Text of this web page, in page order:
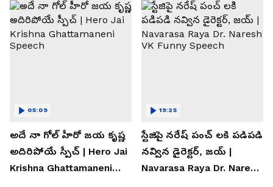
అదే నా గోల్ హీరో జయ కృష్ణ
అదిరిపోయే స్పీచ్ | Hero Jai
Krishna Ghattamaneni
05:09
స్టేజిపై నరేష్ పంచ్ లకి పడిపడి
నవ్విన డైరెక్టర్, జయ్ |
Navarasa Raya Dr. Naresh
19:25